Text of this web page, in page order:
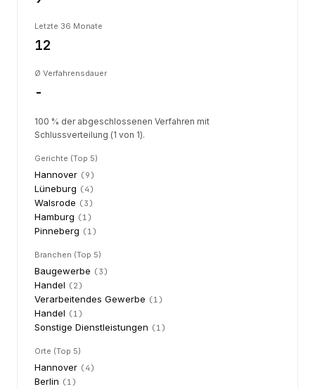
Letzte 36 Monate
12
Ø Verfahrensdauer
-
100 % der abgeschlossenen Verfahren mit
Schlussverteilung (1 von 1).
Gerichte (Top 5)
Hannover (9)
Lüneburg (4)
Walsrode (3)
Hamburg (1)
Pinneberg (1)
Branchen (Top 5)
Baugewerbe (3)
Handel (2)
Verarbeitendes Gewerbe (1)
Handel (1)
Sonstige Dienstleistungen (1)
Orte (Top 5)
Hannover (4)
Berlin (1)